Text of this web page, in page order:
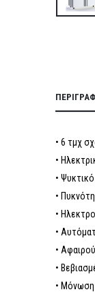
• 6 τμχ
•
•
•
•
•
•
•
• Μόνωση